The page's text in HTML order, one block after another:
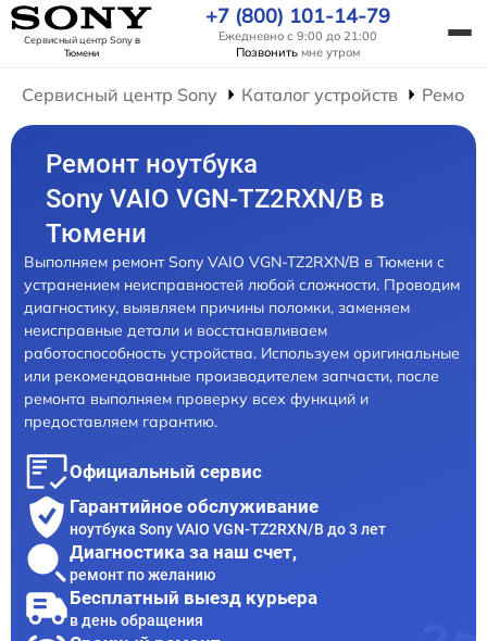
Сервисный центр Sonyв
Тюмени
+7 (800) 101-14-79
Ежедневно с 9:00 до 21:00
Позвонить мне утром
Сервисный центр Sony Каталог устройств
Ремонт ноутбука
Sony VAIO VGN-TZ2RXN/B в
Тюмени
Выполняем ремонт Sony VAIO VGN-TZ2RXN/B в Тюмени с
устранением неисправностей любой сложности. Проводим
диагностику, выявляем причины поломки, заменяем
неисправные детали и восстанавливаем
работоспособность устройства. Используем оригинальные
или рекомендованные производителем запчасти, после
ремонта выполняем проверку всех функций и
предоставляем гарантию.
Официальный сервис
Гарантийное обслуживание
ноутбука Sony VAIO VGN-TZ2RXN/B до 3 лет
Диагностика за наш счет,
ремонт по желанию
Бесплатный выезд курьера
в день обращения